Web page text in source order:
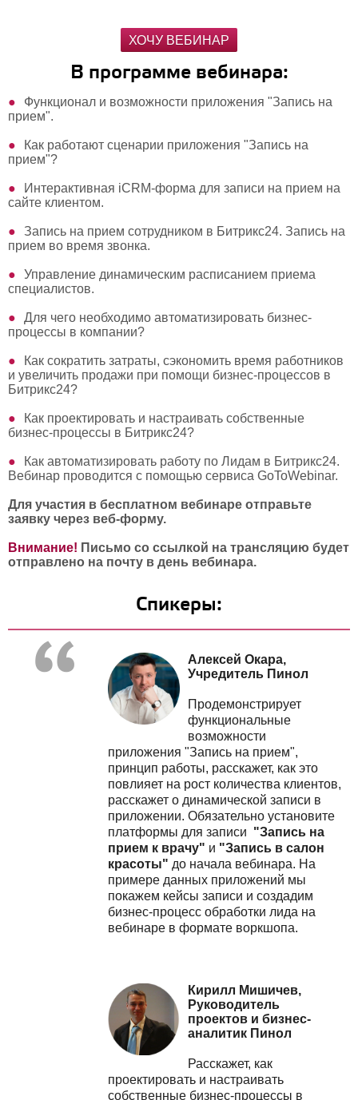
ХОЧУ ВЕБИНАР
В программе вебинара:
Функционал и возможности приложения "Запись на
прием".
Как работают сценарии приложения "Запись на
прием"?
Интерактивная iCRM-форма для записи на прием на
сайте клиентом.
Запись на прием сотрудником в Битрикс24. Запись на
прием во время звонка.
Управление динамическим расписанием приема
специалистов.
Для чего необходимо автоматизировать бизнес-
процессы в компании?
Как сократить затраты, сэкономить время работников
и увеличить продажи при помощи бизнес-процессов в
Битрикс24?
Как проектировать и настраивать собственные
бизнес-процессы в Битрикс24?
Как автоматизировать работу по Лидам в Битрикс24.
Вебинар проводится с помощью сервиса GoToWebinar.
Для участия в бесплатном вебинаре отправьте
заявку через веб-форму.
Внимание! Письмо со ссылкой на трансляцию будет
отправлено на почту в день вебинара.
Спикеры:
Алексей Окара,
Учредитель Пинол
Продемонстрирует
функциональные
возможности
приложения "Запись на прием",
принцип работы, расскажет, как это
повлияет на рост количества клиентов,
расскажет о динамической записи в
приложении. Обязательно установите
платформы для записи "Запись на
прием к врачу" и "Запись в салон
красоты" до начала вебинара. На
примере данных приложений мы
покажем кейсы записи и создадим
бизнес-процесс обработки лида на
вебинаре в формате воркшопа.
Кирилл Мишичев,
Руководитель
проектов и бизнес-
аналитик Пинол
Расскажет, как
проектировать и настраивать
собственные бизнес-процессы в